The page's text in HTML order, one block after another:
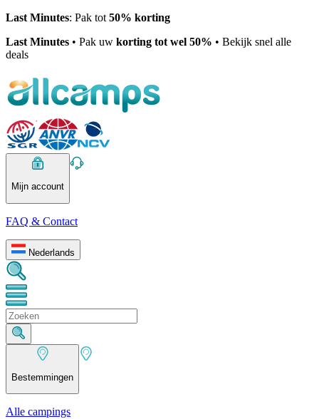
Last Minutes: Pak tot 50% korting
Last Minutes • Pak uw korting tot wel 50% • Bekijk snel alle
deals
Mijn account
FAQ & Contact
Nederlands
Bestemmingen
Alle campings